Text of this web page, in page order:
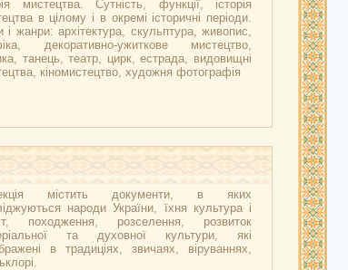
мистецтва. Сутність, функції, історія
в цілому і в окремі історичні періоди.
і жанри: архітектура, скульптура, живопис,
декоративно-ужиткове мистецтво,
танець, театр, цирк, естрада, видовищні
кіномистецтво, художня фотографія
містить документи, в яких
народи України, їхня культура і
походження, розселення, розвиток
та духовної культури, які
в традиціях, звичаях, віруваннях,